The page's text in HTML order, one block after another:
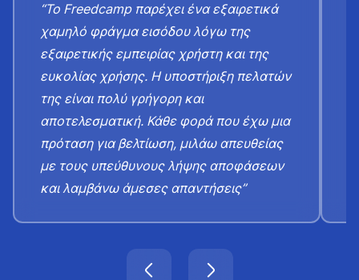
“Το Freedcamp παρέχει ένα εξαιρετικά
χαμηλό φράγμα εισόδου λόγω της
εξαιρετικής εμπειρίας χρήστη και της
ευκολίας χρήσης. Η υποστήριξη πελατών
της είναι πολύ γρήγορη και
αποτελεσματική. Κάθε φορά που έχω μια
πρόταση για βελτίωση, μιλάω απευθείας
με τους υπεύθυνους λήψης αποφάσεων
και λαμβάνω άμεσες απαντήσεις”